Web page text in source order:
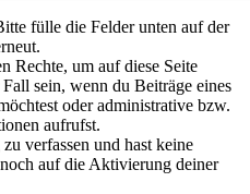
fülle die Felder unten auf der
Rechte, um auf diese Seite
sein, wenn du Beiträge eines
oder administrative bzw.
aufrufst.
verfassen und hast keine
auf die Aktivierung deiner